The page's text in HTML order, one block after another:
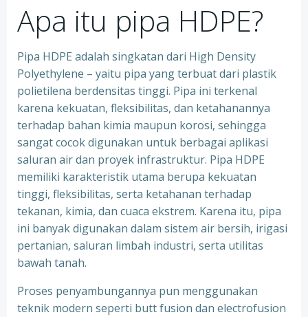
Apa itu pipa HDPE?
Pipa HDPE adalah singkatan dari High Density
Polyethylene – yaitu pipa yang terbuat dari plastik
polietilena berdensitas tinggi. Pipa ini terkenal
karena kekuatan, fleksibilitas, dan ketahanannya
terhadap bahan kimia maupun korosi, sehingga
sangat cocok digunakan untuk berbagai aplikasi
saluran air dan proyek infrastruktur. Pipa HDPE
memiliki karakteristik utama berupa kekuatan
tinggi, fleksibilitas, serta ketahanan terhadap
tekanan, kimia, dan cuaca ekstrem. Karena itu, pipa
ini banyak digunakan dalam sistem air bersih, irigasi
pertanian, saluran limbah industri, serta utilitas
bawah tanah.
Proses penyambungannya pun menggunakan
teknik modern seperti butt fusion dan electrofusion